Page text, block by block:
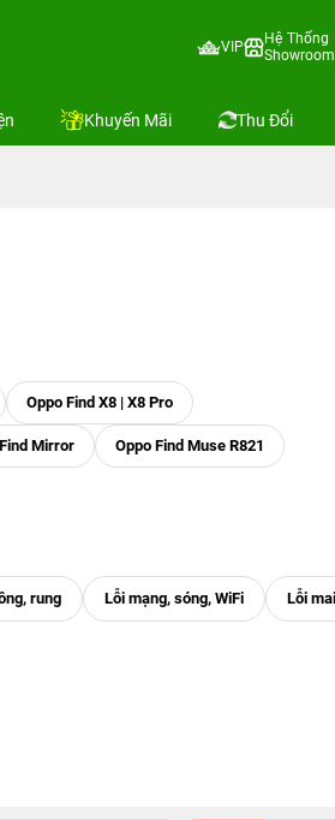
VIP
Hệ Thống
Showroom
Khuyến Mãi Thu Đổi
Oppo Find X8 | X8 Pro
Mirror Oppo Find Muse R821